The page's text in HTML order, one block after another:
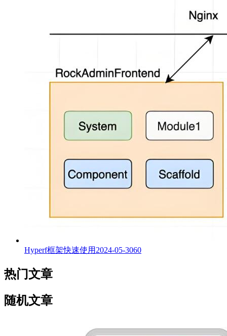
Hyperf框架快速使用2024-05-3060
热门文章
随机文章